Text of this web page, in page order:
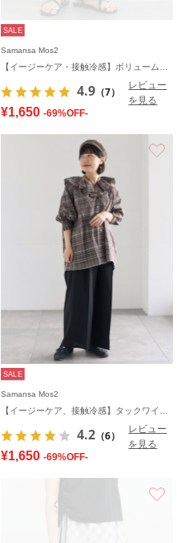
SALE
Samansa Mos2
4.9 （7）
レビュー
を見る
¥1,650 -69%OFF-
SALE
Samansa Mos2
4.2 （6）
レビュー
を見る
¥1,650 -69%OFF-